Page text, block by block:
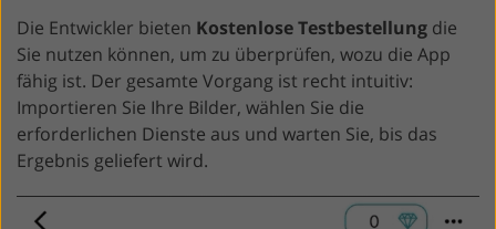
Die Entwickler bieten Kostenlose Testbestellung die
Sie nutzen können, um zu überprüfen, wozu die App
fähig ist. Der gesamte Vorgang ist recht intuitiv:
Importieren Sie Ihre Bilder, wählen Sie die
erforderlichen Dienste aus und warten Sie, bis das
Ergebnis geliefert wird.